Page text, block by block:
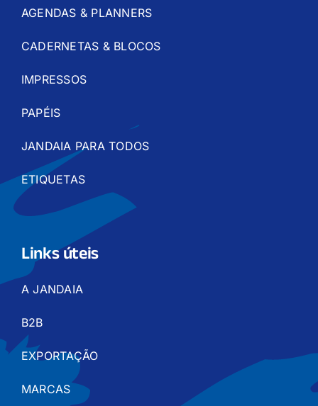
AGENDAS & PLANNERS
CADERNETAS & BLOCOS
IMPRESSOS
PAPÉIS
JANDAIA PARA TODOS
ETIQUETAS
Links úteis
A JANDAIA
B2B
EXPORTAÇÃO
MARCAS